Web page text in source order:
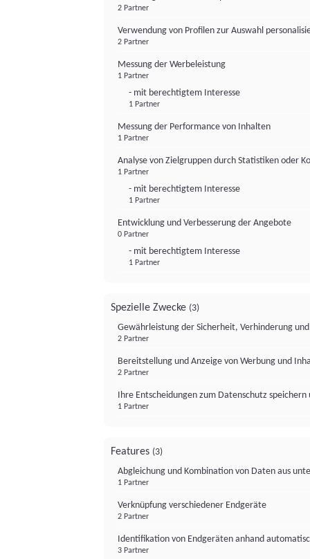
2 Partner
Verwendung von Profilen zur Auswahl
2 Partner
Messung der Werbeleistung
1 Partner
- mit berechtigtem Interesse
1 Partner
Messung der Performance von Inhalten
1 Partner
Analyse von Zielgruppen durch Statistiken oder
1 Partner
- mit berechtigtem Interesse
1 Partner
Entwicklung und Verbesserung der Angebote
0 Partner
- mit berechtigtem Interesse
1 Partner
Spezielle Zwecke (3)
Gewährleistung der Sicherheit, Verhinderung
2 Partner
Bereitstellung und Anzeige von Werbung und
2 Partner
Ihre Entscheidungen zum Datenschutz
1 Partner
Features (3)
Abgleichung und Kombination von Daten aus
1 Partner
Verknüpfung verschiedener Endgeräte
2 Partner
Identifikation von Endgeräten anhand
3 Partner